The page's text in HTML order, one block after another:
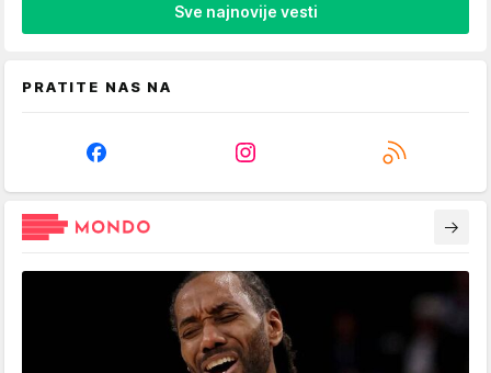
Sve najnovije vesti
PRATITE NAS NA